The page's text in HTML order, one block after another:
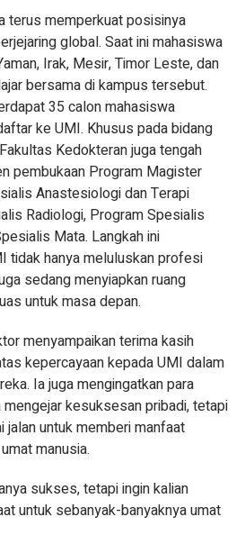
terus memperkuat posisinya
global. Saat ini mahasiswa
Irak, Mesir, Timor Leste, dan
bersama di kampus tersebut.
35 calon mahasiswa
ke UMI. Khusus pada bidang
Kedokteran juga tengah
pembukaan Program Magister
Anastesiologi dan Terapi
Radiologi, Program Spesialis
Mata. Langkah ini
tidak hanya meluluskan profesi
sedang menyiapkan ruang
untuk masa depan.
menyampaikan terima kasih
kepercayaan kepada UMI dalam
Ia juga mengingatkan para
mengejar kesuksesan pribadi, tetapi
jalan untuk memberi manfaat
manusia.
sukses, tetapi ingin kalian
untuk sebanyak-banyaknya umat